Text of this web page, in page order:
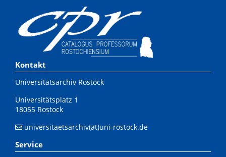
Kontakt
Universitätsarchiv Rostock
Universitätsplatz 1
18055 Rostock
universitaetsarchiv(at)uni-rostock.de
Service